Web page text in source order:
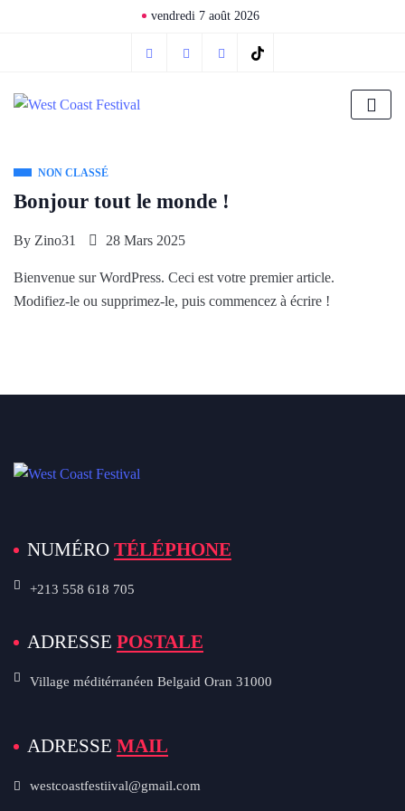
vendredi 7 août 2026
NON CLASSÉ
Bonjour tout le monde !
By Zino31 28 Mars 2025
Bienvenue sur WordPress. Ceci est votre premier article.
Modifiez-le ou supprimez-le, puis commencez à écrire !
NUMÉRO TÉLÉPHONE
+213 558 618 705
ADRESSE POSTALE
Village méditérranéen Belgaid Oran 31000
ADRESSE MAIL
westcoastfestiival@gmail.com